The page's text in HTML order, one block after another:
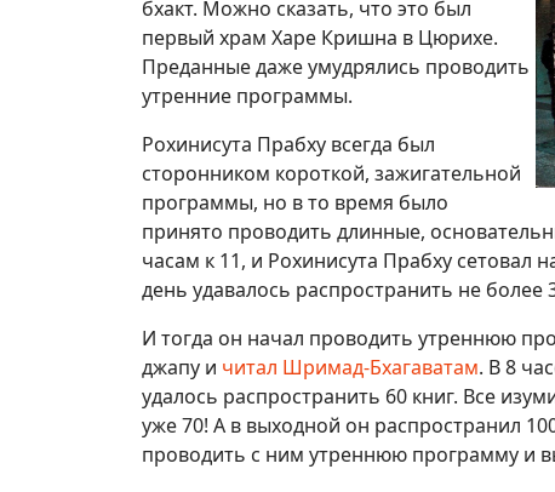
бхакт. Можно сказать, что это был
первый храм Харе Кришна в Цюрихе.
Преданные даже умудрялись проводить
утренние программы.
Рохинисута Прабху всегда был
сторонником короткой, зажигательной
программы, но в то время было
принято проводить длинные,
часам к 11, и Рохинисута Прабху сетовал
день удавалось распространить не
И тогда он начал проводить утреннюю
джапу и читал Шримад-Бхагаватам. В 8
удалось распространить 60 книг. Все
уже 70! А в выходной он распространил
проводить с ним утреннюю программу и